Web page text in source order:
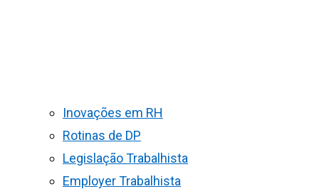
Inovações em RH
Rotinas de DP
Legislação Trabalhista
Employer Trabalhista